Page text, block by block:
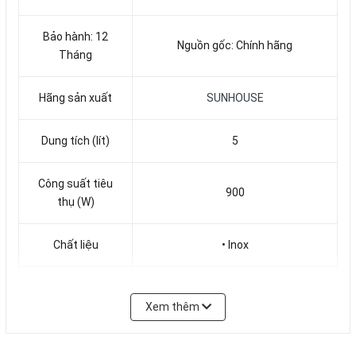
Bảo hành: 12
Tháng
Nguồn gốc: Chính hãng
Hãng sản xuất SUNHOUSE
Dung tích (lít) 5
Công suất tiêu
thụ (W)
900
Chất liệu • Inox
• Nấu cháo
• Nấu súp
Xem thêm